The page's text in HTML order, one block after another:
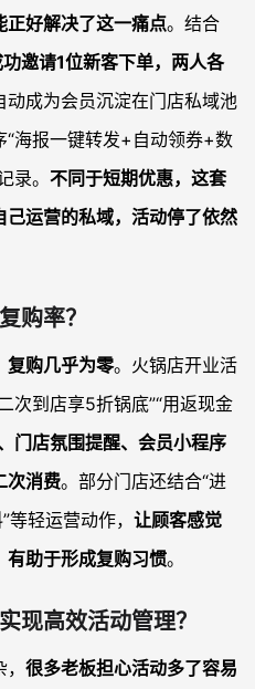
正好解决了这一痛点。结合
邀请1位新客下单，两人各
动成为会员沉淀在门店私域池
海报一键转发+自动领券+数
录。 不同于短期优惠，这套
运营的私域，活动停了依然
购率？
复购几乎为零。火锅店开业活
次到店享5折锅底”“用返现金
门店氛围提醒、会员小程序
次消费。部分门店还结合“进
等轻运营动作， 让顾客感觉
有助于形成复购习惯。
现高效活动管理？
很多老板担心活动多了容易